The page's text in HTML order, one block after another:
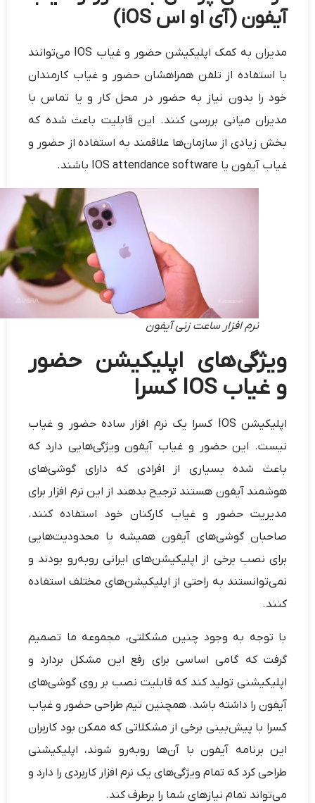
آیفون (آی او اس iOS)
مدیران به کمک اپلیکیشن حضور و غیاب IOS می‌توانند
با استفاده از تلفن همراهشان حضور و غیاب کارمندان
خود را بدون نیاز به حضور در محل کار و یا تماس با
مدیران میانی بررسی کنند. این قابلیت باعث شده که
بخش زیادی از سازمان‌ها علاقمند به استفاده از حضور و
غیاب آیفون یا IOS attendance software باشند.
نرم افزار ساعت زنی آیفون
ویژگی‌های اپلیکیشن حضور
و غیاب IOS کسرا
اپلیکیشن IOS کسرا یک نرم افزار ساده حضور و غیاب
نیست. این حضور و غیاب آیفون ویژگی‌هایی دارد که
باعث شده بسیاری از افرادی که دارای گوشی‌های
هوشمند آیفون هستند ترجیح بدهند از این نرم افزار برای
مدیریت حضور و غیاب کارکنان خود استفاده کنند.
صاحبان گوشی‌های آیفون همیشه با محدودیت‌هایی
برای نصب برخی از اپلیکیشن‌های ایرانی روبه‌رو بودند و
نمی‌توانستند به راحتی از اپلیکیشن‌های مختلف استفاده
کنند.
با توجه به وجود چنین مشکلتی، مجموعه ما تصمیم
گرفت که گامی اساسی برای رفع این مشکل بردارد و
اپلیکیشنی تولید کند که قابلیت نصب بر روی گوشی‌های
آيفون را داشته باشد. همچنین تیم طراحی حضور و غیاب
کسرا با پیش‌بینی برخی از مشکلاتی که ممکن بود کاربران
این برنامه آیفون با آن‌ها روبه‌رو شوند، اپلیکیشنی
طراحی کرد که تمام ویژگی‌های یک نرم افزار کاربردی را دارد و
می‌تواند تمام نیازهای شما را برطرف کند.